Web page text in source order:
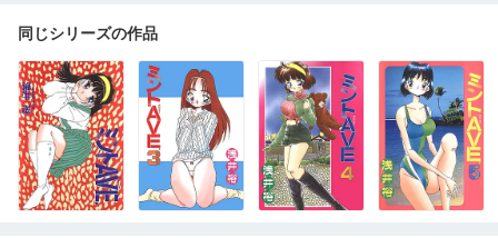
同じシリーズの作品